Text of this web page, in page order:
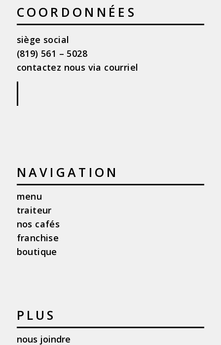
COORDONNÉES
siège social
(819) 561 – 5028
contactez nous via courriel
NAVIGATION
menu
traiteur
nos cafés
franchise
boutique
PLUS
nous joindre